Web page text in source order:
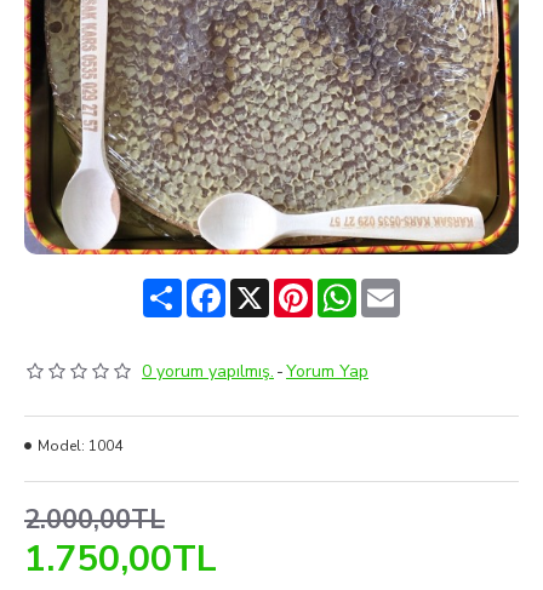
ShareFacebook
X PinterestWhatsApp
Email
0 yorum yapılmış. -Yorum Yap
1.750,00TL
2.000,00TL
Model: 1004